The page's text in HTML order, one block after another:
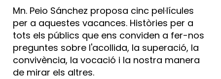
Mn. Peio Sánchez proposa cinc pel·lícules
per a aquestes vacances. Històries per a
tots els públics que ens conviden a fer-nos
preguntes sobre l'acollida, la superació, la
convivència, la vocació i la nostra manera
de mirar els altres.